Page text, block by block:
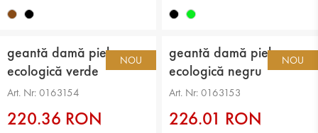
NOU
geantă damă piele
ecologică verde
Art. Nr: 0163154
220.36 RON
NOU
geantă damă piele
ecologică negru
Art. Nr: 0163153
226.01 RON